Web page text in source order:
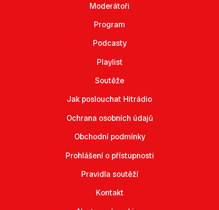
Moderátoři
Program
Podcasty
Playlist
Soutěže
Jak poslouchat Hitrádio
Ochrana osobních údajů
Obchodní podmínky
Prohlášení o přístupnosti
Pravidla soutěží
Kontakt